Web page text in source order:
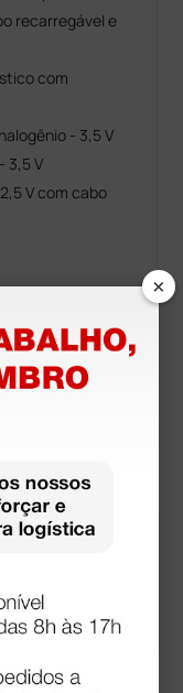
recarregável e
com
- 3,5 V
3,5 V
V com cabo
×